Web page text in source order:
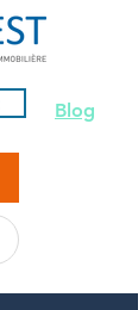
Blog